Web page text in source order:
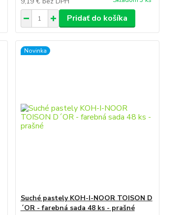
Pridať do košíka
Novinka
Suché pastely KOH-I-NOOR TOISON D
´OR - farebná sada 48 ks - prašné